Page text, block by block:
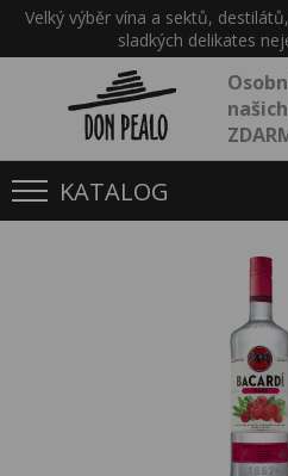
Velký výběr vína a sektů,
sladkých delikates
KATALOG